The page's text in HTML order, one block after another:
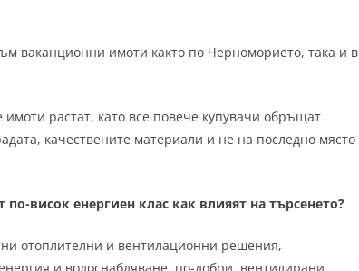
ваканционни имоти както по Черноморието, така и в
растат, като все повече купувачи обръщат
качествените материали и не на последно място
висок енергиен клас как влияят на търсенето?
отоплителни и вентилационни решения,